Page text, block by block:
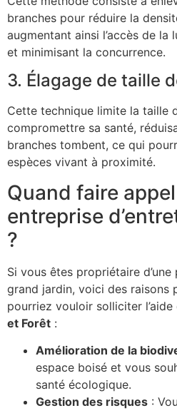
branches pour réduire la
augmentant ainsi l’accès de la
et minimisant la concurrence.
3. Élagage de taille
Cette technique limite la taille
compromettre sa santé,
branches tombent, ce qui
espèces vivant à proximité.
Quand faire
entreprise
?
Si vous êtes propriétaire
grand jardin, voici des raisons
pourriez vouloir solliciter l’aide
et Forêt :
Amélioration de la
espace boisé et vous
santé écologique.
Gestion des risques :